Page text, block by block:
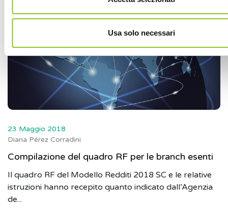
Usa solo necessari
23 Maggio 2018
Diana Pérez Corradini
Compilazione del quadro RF per le branch esenti
Il quadro RF del Modello Redditi 2018 SC e le relative
istruzioni hanno recepito quanto indicato dall’Agenzia
de...